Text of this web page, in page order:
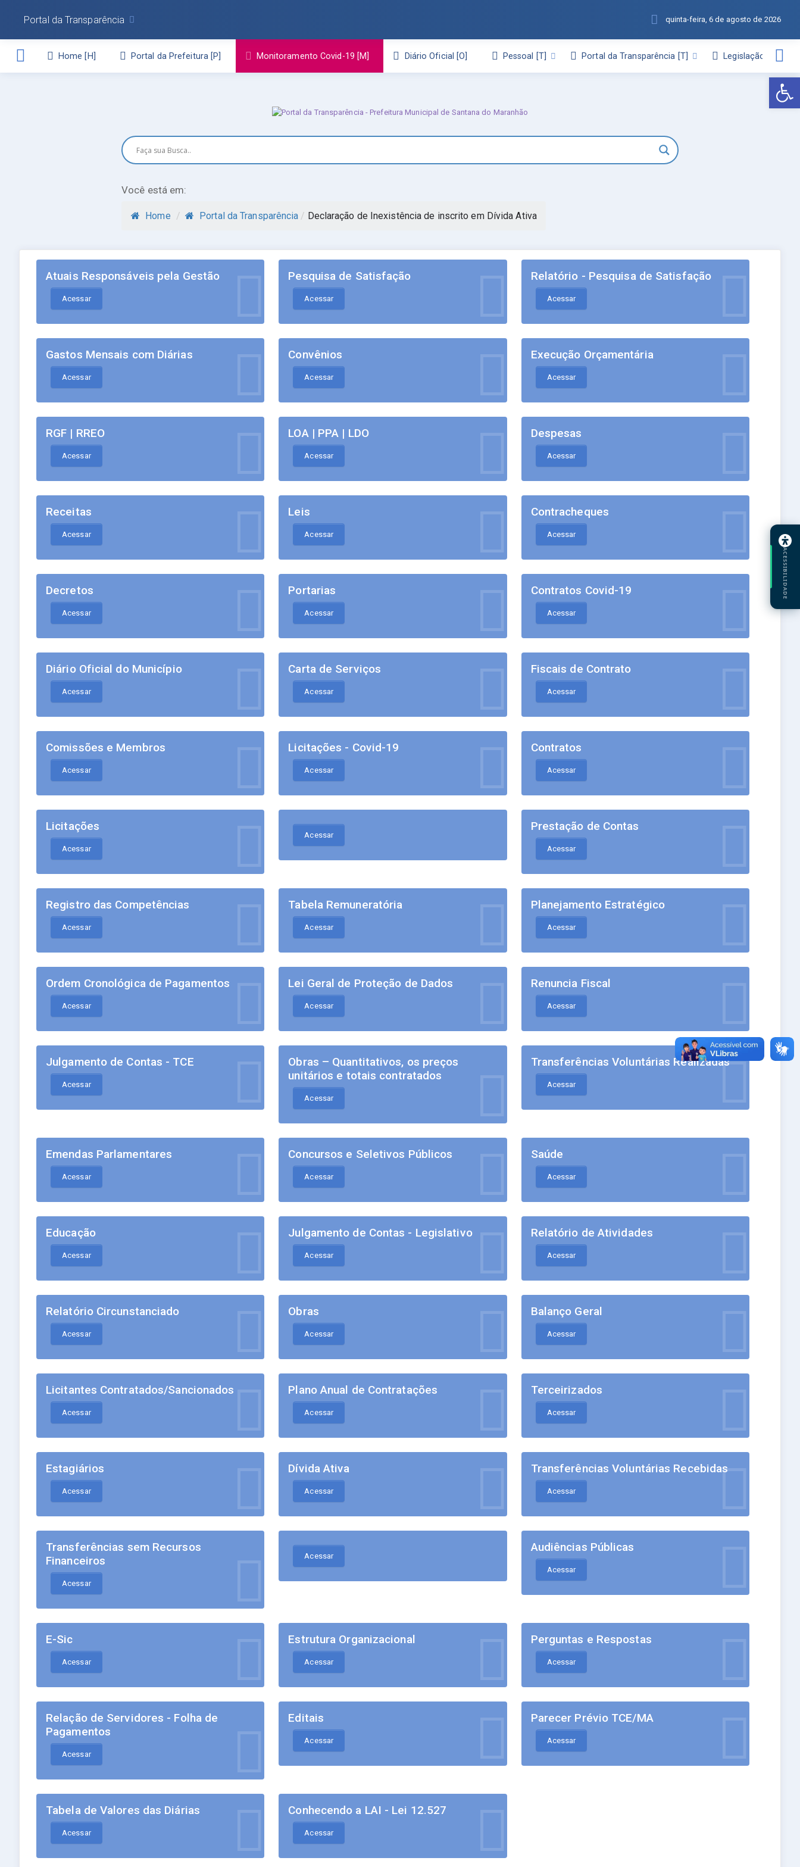
Home Portal da Prefeitura Monitoramento Covid-19 Diário Oficial Pessoal Portal da Transparência Legislação
Portal da Transparência quinta-feira, 6 de agosto de 2026
Você está em:
Home / Portal da Transparência / Declaração de Inexistência de inscrito em Dívida Ativa
Atuais Responsáveis pela Gestão
Acessar
Pesquisa de Satisfação
Acessar
Relatório - Pesquisa de Satisfação
Acessar
Gastos Mensais com Diárias
Acessar
Convênios
Acessar
Execução Orçamentária
Acessar
RGF | RREO
Acessar
LOA | PPA | LDO
Acessar
Despesas
Acessar
Receitas
Acessar
Leis
Acessar
Contracheques
Acessar
Decretos
Acessar
Portarias
Acessar
Contratos Covid-19
Acessar
Diário Oficial do Município
Acessar
Carta de Serviços
Acessar
Fiscais de Contrato
Acessar
Comissões e Membros
Acessar
Licitações - Covid-19
Acessar
Contratos
Acessar
Licitações
Acessar
Acessar
Prestação de Contas
Acessar
Registro das Competências
Acessar
Tabela Remuneratória
Acessar
Planejamento Estratégico
Acessar
Ordem Cronológica de Pagamentos
Acessar
Lei Geral de Proteção de Dados
Acessar
Renuncia Fiscal
Acessar
Julgamento de Contas - TCE
Acessar
Obras – Quantitativos, os preços
unitários e totais contratados
Acessar
Transferências Voluntárias Realizadas
Acessar
Emendas Parlamentares
Acessar
Concursos e Seletivos Públicos
Acessar
Saúde
Acessar
Educação
Acessar
Julgamento de Contas - Legislativo
Acessar
Relatório de Atividades
Acessar
Relatório Circunstanciado
Acessar
Obras
Acessar
Balanço Geral
Acessar
Licitantes Contratados/Sancionados
Acessar
Plano Anual de Contratações
Acessar
Terceirizados
Acessar
Estagiários
Acessar
Dívida Ativa
Acessar
Transferências Voluntárias Recebidas
Acessar
Transferências sem Recursos
Financeiros
Acessar
Acessar
Audiências Públicas
Acessar
E-Sic
Acessar
Estrutura Organizacional
Acessar
Perguntas e Respostas
Acessar
Relação de Servidores - Folha de
Pagamentos
Acessar
Editais
Acessar
Parecer Prévio TCE/MA
Acessar
Tabela de Valores das Diárias
Acessar
Conhecendo a LAI - Lei 12.527
Acessar
ACESSIBILIDADE